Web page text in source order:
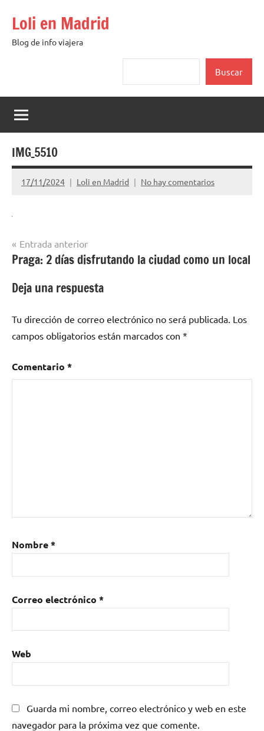
contenido
Loli en Madrid
Blog de info viajera
Buscar
IMG_5510
17/11/2024 Loli en Madrid No hay comentarios
Navegación
de
entradas
Entrada anterior
Praga: 2 días disfrutando la ciudad como un local
Deja una respuesta
Tu dirección de correo electrónico no será publicada. Los
campos obligatorios están marcados con *
Comentario *
Nombre*
Correo electrónico *
Web
Guarda mi nombre, correo electrónico y web en este
navegador para la próxima vez que comente.